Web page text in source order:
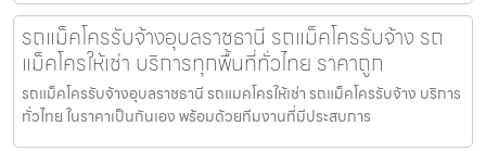
รถแม็คโครรับจ้างอุบลราชธานี รถแม็คโครรับจ้าง รถ
แม็คโครให้เช่า บริการทุกพื้นที่ทั่วไทย ราคาถูก
รถแม็คโครรับจ้างอุบลราชธานี รถแมคโครให้เช่า รถแม็คโครรับจ้าง บริการ
ทั่วไทย ในราคาเป็นกันเอง พร้อมด้วยทีมงานที่มีประสบการ